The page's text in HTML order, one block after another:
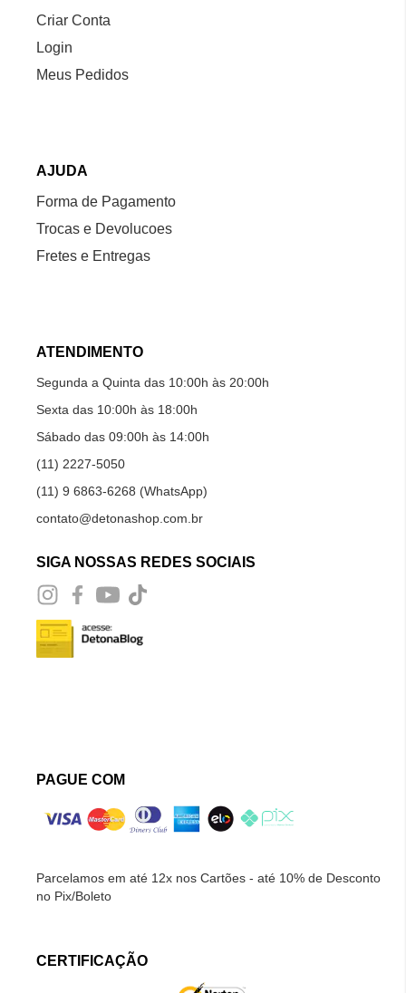
Criar Conta
Login
Meus Pedidos
AJUDA
Forma de Pagamento
Trocas e Devolucoes
Fretes e Entregas
ATENDIMENTO
Segunda a Quinta das 10:00h às 20:00h
Sexta das 10:00h às 18:00h
Sábado das 09:00h às 14:00h
(11) 2227-5050
(11) 9 6863-6268 (WhatsApp)
contato@detonashop.com.br
SIGA NOSSAS REDES SOCIAIS
PAGUE COM
Parcelamos em até 12x nos Cartões - até 10% de Desconto
no Pix/Boleto
CERTIFICAÇÃO